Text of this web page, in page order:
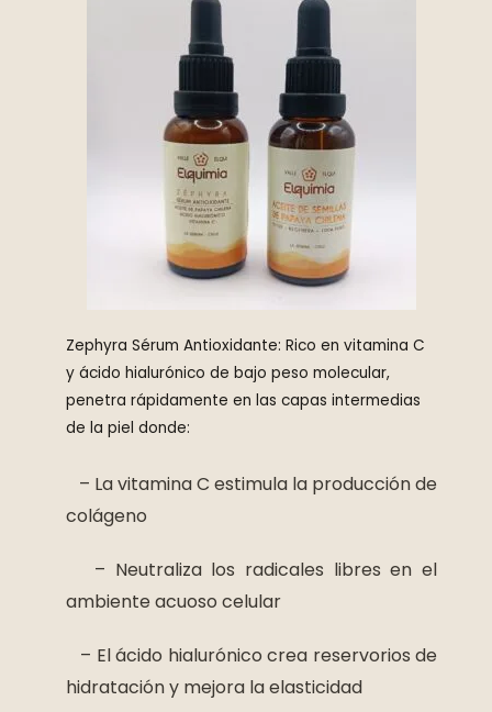
Zephyra Sérum Antioxidante: Rico en vitamina C
y ácido hialurónico de bajo peso molecular,
penetra rápidamente en las capas intermedias
de la piel donde:
– La vitamina C estimula la producción de
colágeno
– Neutraliza los radicales libres en el
ambiente acuoso celular
– El ácido hialurónico crea reservorios de
hidratación y mejora la elasticidad